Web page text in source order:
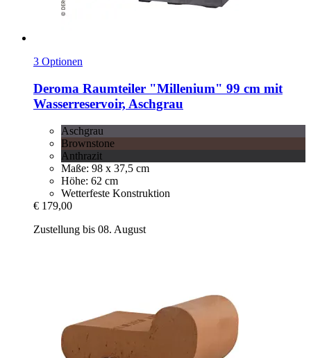
3 Optionen
Deroma Raumteiler "Millenium" 99 cm mit
Wasserreservoir, Aschgrau
Aschgrau
Brownstone
Anthrazit
Maße: 98 x 37,5 cm
Höhe: 62 cm
Wetterfeste Konstruktion
€ 179,00
Zustellung bis 08. August